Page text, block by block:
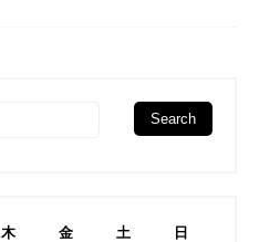
木 金 土 日